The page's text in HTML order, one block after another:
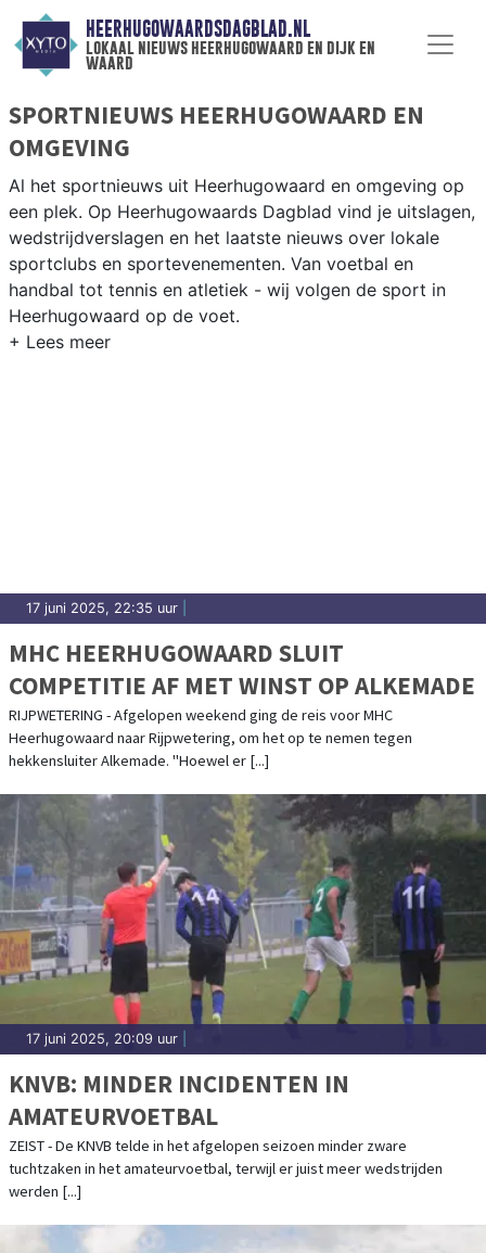
HEERHUGOWAARDSDAGBLAD.NL
lokaal nieuws heerhugowaard en dijk en
waard
SPORTNIEUWS HEERHUGOWAARD EN
OMGEVING
Al het sportnieuws uit Heerhugowaard en omgeving op
een plek. Op Heerhugowaards Dagblad vind je uitslagen,
wedstrijdverslagen en het laatste nieuws over lokale
sportclubs en sportevenementen. Van voetbal en
handbal tot tennis en atletiek - wij volgen de sport in
Heerhugowaard op de voet.
17 juni 2025, 22:35 uur
MHC HEERHUGOWAARD SLUIT
COMPETITIE AF MET WINST OP ALKEMADE
RIJPWETERING - Afgelopen weekend ging de reis voor MHC
Heerhugowaard naar Rijpwetering, om het op te nemen tegen
hekkensluiter Alkemade. "Hoewel er [...]
17 juni 2025, 20:09 uur
KNVB: MINDER INCIDENTEN IN
AMATEURVOETBAL
ZEIST - De KNVB telde in het afgelopen seizoen minder zware
tuchtzaken in het amateurvoetbal, terwijl er juist meer wedstrijden
werden [...]